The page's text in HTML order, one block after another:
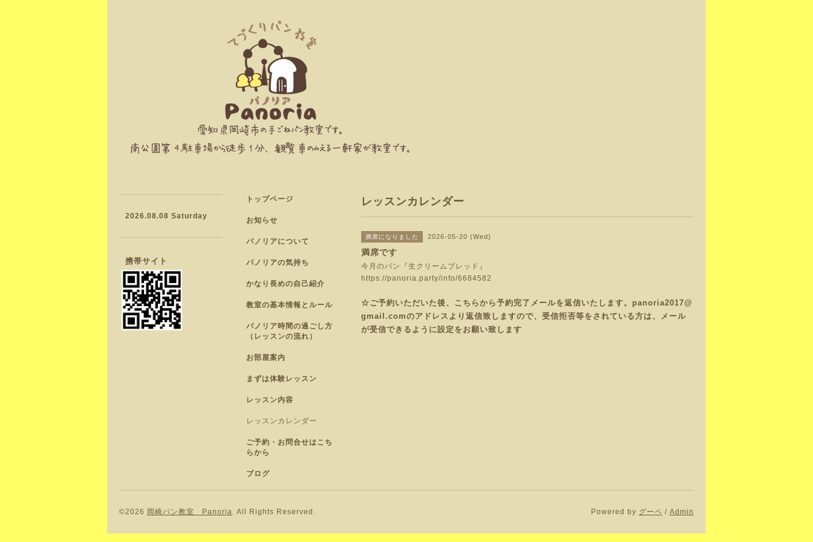
レッスンカレンダー
満席になりました 2026-05-20 (Wed)
満席です
今月のパン『生クリームブレッド』
https://panoria.party/info/6684582
☆ご予約いただいた後、こちらから予約完了メールを返信いたします。panoria2017@
gmail.comのアドレスより返信致しますので、受信拒否等をされている方は、メール
が受信できるように設定をお願い致します
トップページ
お知らせ
パノリアについて
パノリアの気持ち
かなり長めの自己紹介
教室の基本情報とルール
パノリア時間の過ごし方
（レッスンの流れ）
お部屋案内
まずは体験レッスン
レッスン内容
レッスンカレンダー
ご予約・お問合せはこち
らから
ブログ
2026.08.08 Saturday
携帯サイト
©2026 岡崎パン教室 Panoria. All Rights Reserved. Powered by グーペ / Admin